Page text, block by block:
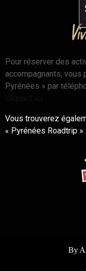
Pour réserver des
accompagnants, vous
Pyrénées » par
Vous trouverez
« Pyrénées Roadtrip »
By